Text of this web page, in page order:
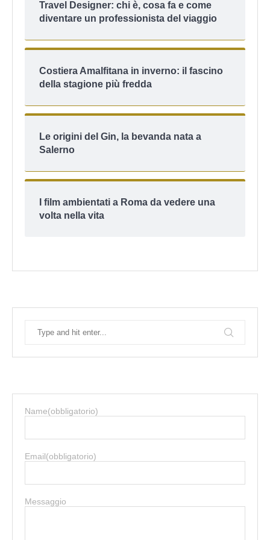
Travel Designer: chi è, cosa fa e come
diventare un professionista del viaggio
Costiera Amalfitana in inverno: il fascino
della stagione più fredda
Le origini del Gin, la bevanda nata a
Salerno
I film ambientati a Roma da vedere una
volta nella vita
Name(obbligatorio)
Email(obbligatorio)
Messaggio